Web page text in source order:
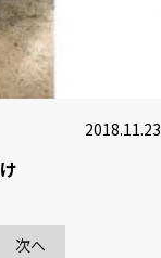
2018.11.23
次へ